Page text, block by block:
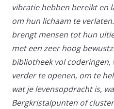
vibratie hebben bereikt en
om hun lichaam te
brengt mensen tot hun
met een zeer hoog
bibliotheek vol coderingen,
verder te openen, om te
wat je levensopdracht is,
Bergkristalpunten of